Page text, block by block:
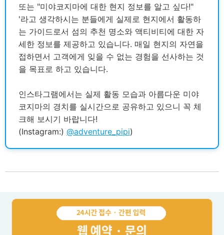
또는 "미야코지마에 대한 현지 정보를 알고 싶다!"
'라고 생각하시는 분들에게 실제로 현지에서 활동하
는 가이드로서 섬의 추천 명소와 액티비티에 대한 자
세한 정보를 제공하고 있습니다. 매일 현지의 자연을
접하면서 고객에게 잊을 수 없는 경험을 선사하는 것
을 목표로 하고 있습니다.
인스타그램에서는 실제 활동 모습과 아름다운 미야
코지마의 경치를 실시간으로 공유하고 있으니 꼭 체
크해 보시기 바랍니다!
(Instagram:) @adventure_pipi)